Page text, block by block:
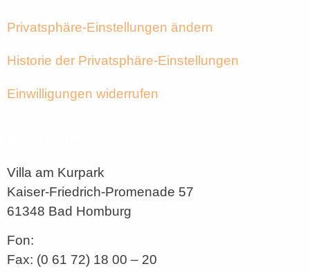
Privatsphäre-Einstellungen ändern
Historie der Privatsphäre-Einstellungen
Einwilligungen widerrufen
Villa am Kurpark
Kaiser-Friedrich-Promenade 57
61348 Bad Homburg
Fon:
Fax: (0 61 72) 18 00 – 20